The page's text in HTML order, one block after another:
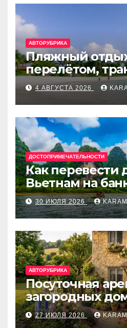
АВТОРУБРИКА
Пляжный
перелётом,
отелем на
Турции,
и Европе
4 АВГУСТА 2026
ДОСТОПРИМЕЧАТЕЛЬНОСТИ
Как перевести
Вьетнам на
счёт:
Techcombank
банки
30 ИЮЛЯ 2026
АВТОРУБРИКА
Посуточная
загородных
отдыха
27 ИЮЛЯ 2026